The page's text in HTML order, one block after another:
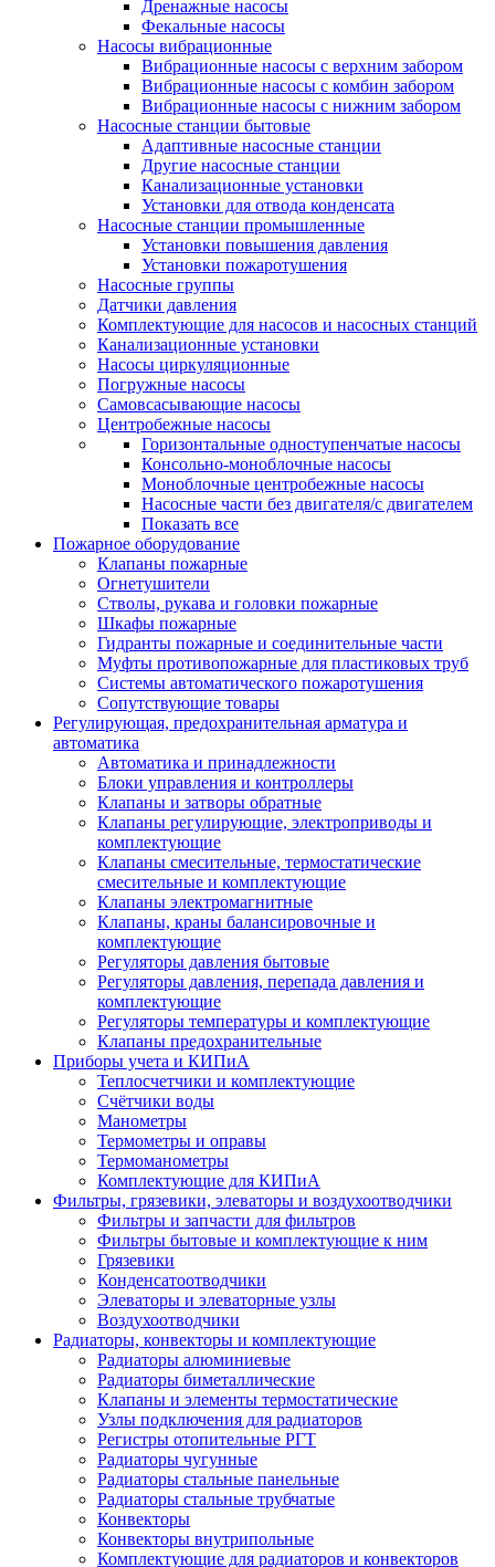
Дренажные насосы
Фекальные насосы
Насосы вибрационные
Вибрационные насосы с верхним забором
Вибрационные насосы с комбин забором
Вибрационные насосы с нижним забором
Насосные станции бытовые
Адаптивные насосные станции
Другие насосные станции
Канализационные установки
Установки для отвода конденсата
Насосные станции промышленные
Установки повышения давления
Установки пожаротушения
Насосные группы
Датчики давления
Комплектующие для насосов и насосных станций
Канализационные установки
Насосы циркуляционные
Погружные насосы
Самовсасывающие насосы
Центробежные насосы
Горизонтальные одноступенчатые насосы
Консольно-моноблочные насосы
Моноблочные центробежные насосы
Насосные части без двигателя/с двигателем
Показать все
Пожарное оборудование
Клапаны пожарные
Огнетушители
Стволы, рукава и головки пожарные
Шкафы пожарные
Гидранты пожарные и соединительные части
Муфты противопожарные для пластиковых труб
Системы автоматического пожаротушения
Сопутствующие товары
Регулирующая, предохранительная арматура и
автоматика
Автоматика и принадлежности
Блоки управления и контроллеры
Клапаны и затворы обратные
Клапаны регулирующие, электроприводы и
комплектующие
Клапаны смесительные, термостатические
смесительные и комплектующие
Клапаны электромагнитные
Клапаны, краны балансировочные и
комплектующие
Регуляторы давления бытовые
Регуляторы давления, перепада давления и
комплектующие
Регуляторы температуры и комплектующие
Клапаны предохранительные
Приборы учета и КИПиА
Теплосчетчики и комплектующие
Счётчики воды
Манометры
Термометры и оправы
Термоманометры
Комплектующие для КИПиА
Фильтры, грязевики, элеваторы и воздухоотводчики
Фильтры и запчасти для фильтров
Фильтры бытовые и комплектующие к ним
Грязевики
Конденсатоотводчики
Элеваторы и элеваторные узлы
Воздухоотводчики
Радиаторы, конвекторы и комплектующие
Радиаторы алюминиевые
Радиаторы биметаллические
Клапаны и элементы термостатические
Узлы подключения для радиаторов
Регистры отопительные РГТ
Радиаторы чугунные
Радиаторы стальные панельные
Радиаторы стальные трубчатые
Конвекторы
Конвекторы внутрипольные
Комплектующие для радиаторов и конвекторов